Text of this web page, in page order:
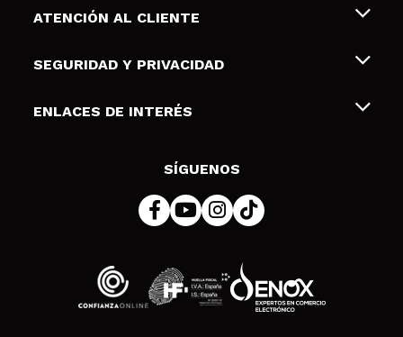
Sobre nosotros
Tarjetas de Regalo
ATENCIÓN AL CLIENTE
Envíos y devoluciones
Formas de pago
SEGURIDAD Y PRIVACIDAD
Terminos y condiciones de uso
Política de cookies
ENLACES DE INTERÉS
SÍGUENOS